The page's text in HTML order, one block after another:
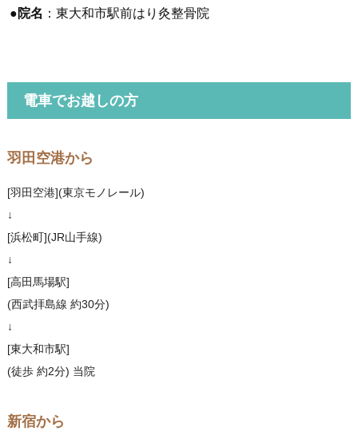
●院名 ：東大和市駅前はり灸整骨院
電車でお越しの方
羽田空港から
[羽田空港](東京モノレール)
↓
[浜松町](JR山手線)
↓
[高田馬場駅]
(西武拝島線 約30分)
↓
[東大和市駅]
(徒歩 約2分) 当院
新宿から